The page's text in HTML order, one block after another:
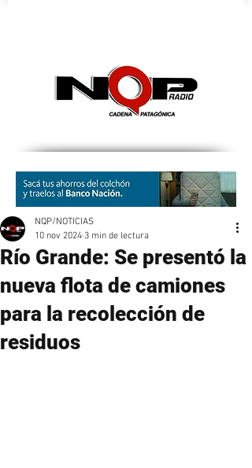
Río Grande: Se presentó la
nueva flota de camiones
para la recolección de
residuos
NQP/NOTICIAS
10 nov 2024 3 min de lectura